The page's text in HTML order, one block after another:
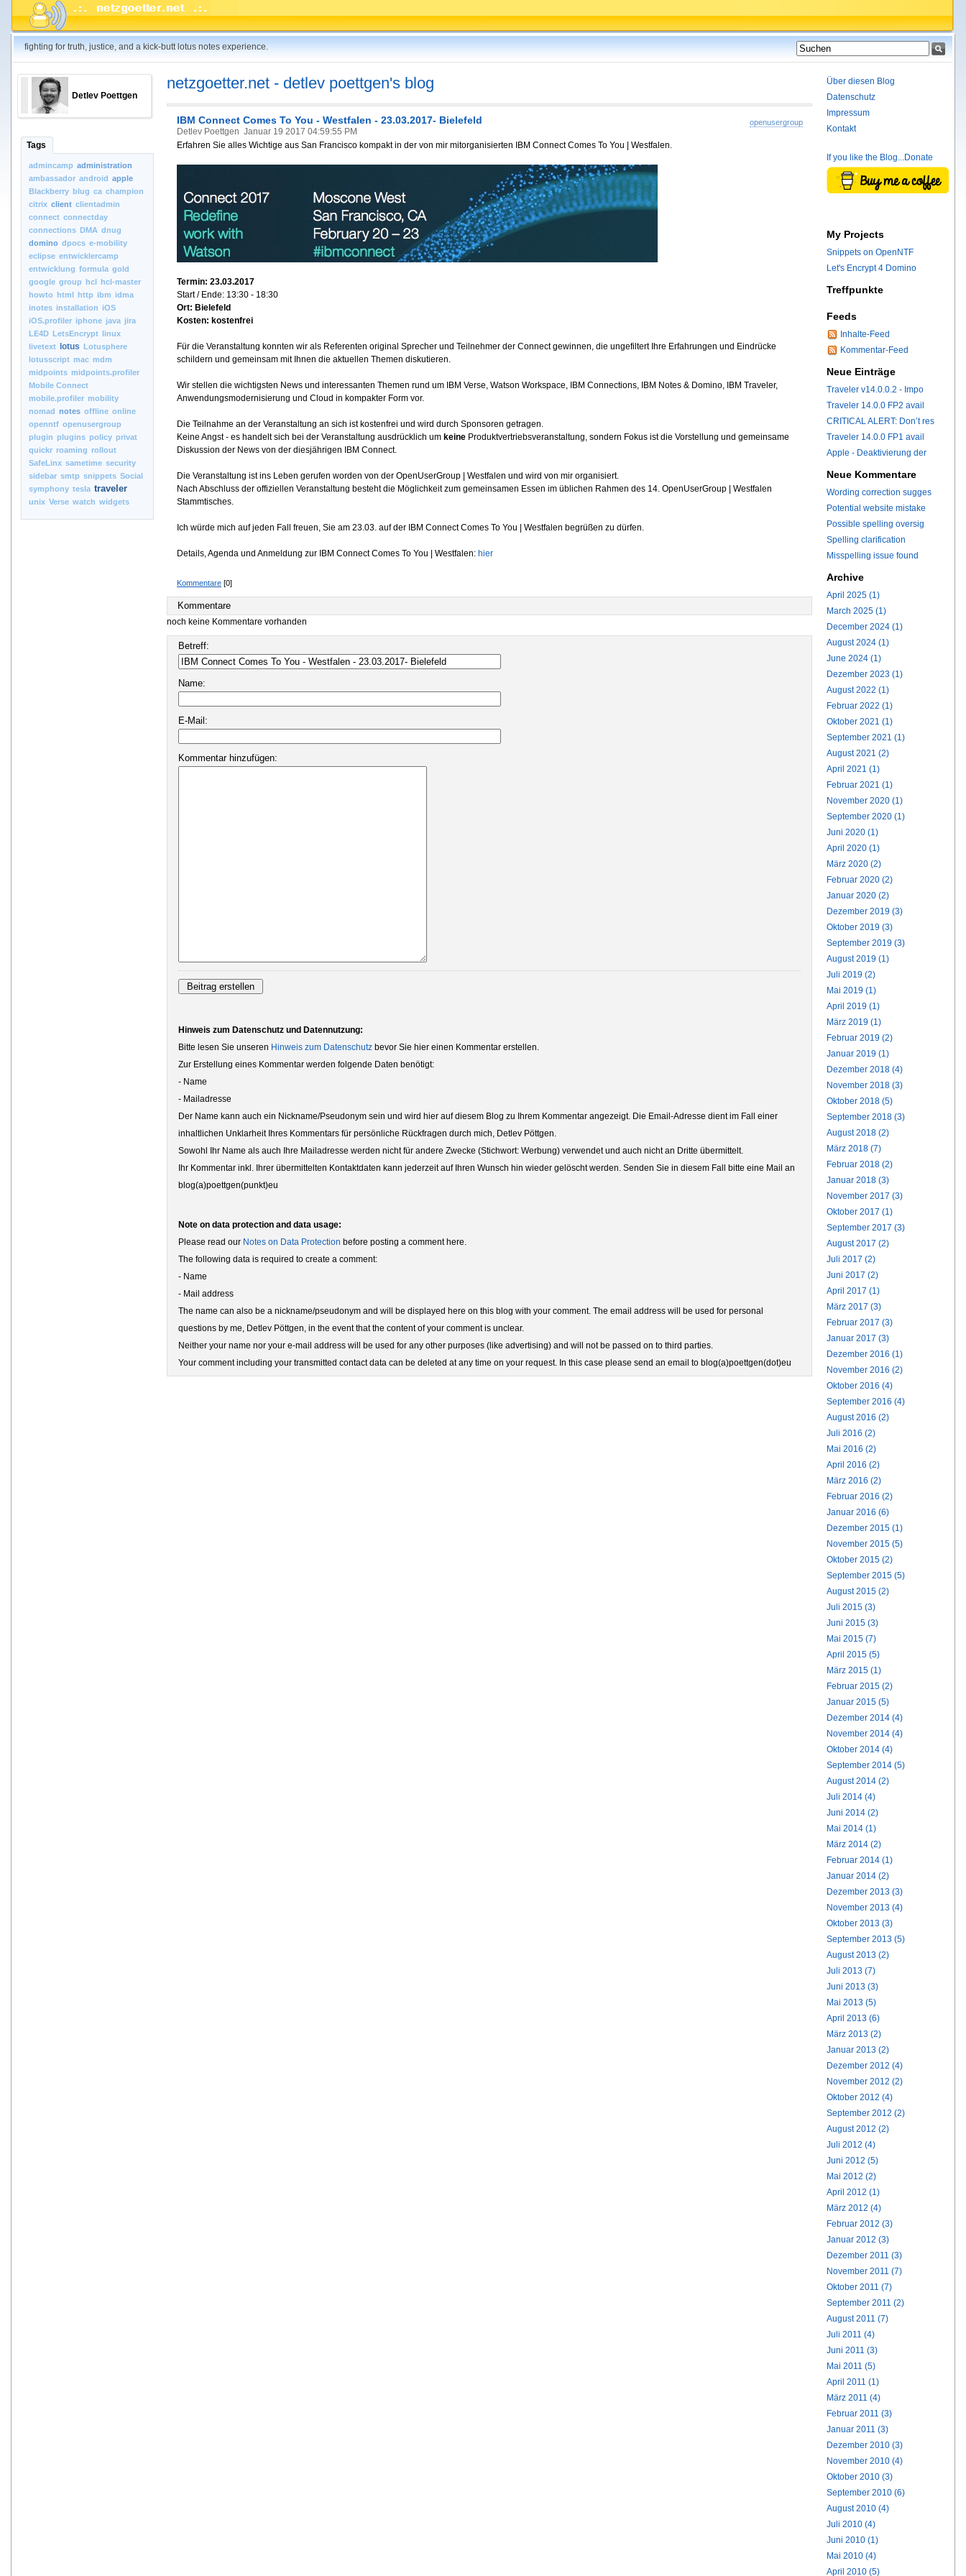
fighting for truth, justice, and a kick-butt lotus notes experience.
Detlev Poettgen
Tags
admincamp administration
ambassador android apple
Blackberry blug ca champion
citrix client clientadmin
connect connectday
connections DMA dnug
domino dpocs e-mobility
eclipse entwicklercamp
entwicklung formula gold
google group hcl hcl-master
howto html http ibm idma
inotes installation iOS
iOS.profiler iphone java jira
LE4D LetsEncrypt linux
livetext
lotus Lotusphere
lotusscript mac mdm
midpoints midpoints.profiler
Mobile Connect
mobile.profiler mobility
nomad notes offline online
openntf openusergroup
plugin plugins policy privat
quickr roaming rollout
SafeLinx sametime security
sidebar smtp snippets Social
symphony tesla traveler
unix Verse watch widgets
netzgoetter.net - detlev poettgen's blog
openusergroup
IBM Connect Comes To You - Westfalen - 23.03.2017- Bielefeld
Detlev Poettgen Januar 19 2017 04:59:55 PM
Erfahren Sie alles Wichtige aus San Francisco kompakt in der von mir mitorganisierten IBM Connect Comes To You | Westfalen.
Termin: 23.03.2017
Start / Ende: 13:30 - 18:30
Ort: Bielefeld
Kosten: kostenfrei
Für die Veranstaltung konnten wir als Referenten original Sprecher und Teilnehmer der Connect gewinnen, die ungefiltert Ihre Erfahrungen und Eindrücke
schildern und gemeinsam mit Ihnen die aktuellen Themen diskutieren.
Wir stellen die wichtigsten News und interessanten Themen rund um IBM Verse, Watson Workspace, IBM Connections, IBM Notes & Domino, IBM Traveler,
Anwendungsmodernisierung und Cloud in kompakter Form vor.
Die Teilnahme an der Veranstaltung an sich ist kostenfrei und wird durch Sponsoren getragen.
Keine Angst - es handelt sich bei der Veranstaltung ausdrücklich um keine Produktvertriebsveranstaltung, sondern Fokus ist die Vorstellung und gemeinsame
Diskussion der News von der diesjährigen IBM Connect.
Die Veranstaltung ist ins Leben gerufen worden von der OpenUserGroup | Westfalen und wird von mir organisiert.
Nach Abschluss der offiziellen Veranstaltung besteht die Möglichkeit zum gemeinsamen Essen im üblichen Rahmen des 14. OpenUserGroup | Westfalen
Stammtisches.
Ich würde mich auf jeden Fall freuen, Sie am 23.03. auf der IBM Connect Comes To You | Westfalen begrüßen zu dürfen.
Details, Agenda und Anmeldung zur IBM Connect Comes To You | Westfalen: hier
Kommentare [0]
Kommentare
noch keine Kommentare vorhanden
Betreff:
Name:
E-Mail:
Kommentar hinzufügen:
Hinweis zum Datenschutz und Datennutzung:
Bitte lesen Sie unseren Hinweis zum Datenschutz bevor Sie hier einen Kommentar erstellen.
Zur Erstellung eines Kommentar werden folgende Daten benötigt:
- Name
- Mailadresse
Der Name kann auch ein Nickname/Pseudonym sein und wird hier auf diesem Blog zu Ihrem Kommentar angezeigt. Die Email-Adresse dient im Fall einer
inhaltlichen Unklarheit Ihres Kommentars für persönliche Rückfragen durch mich, Detlev Pöttgen.
Sowohl Ihr Name als auch Ihre Mailadresse werden nicht für andere Zwecke (Stichwort: Werbung) verwendet und auch nicht an Dritte übermittelt.
Ihr Kommentar inkl. Ihrer übermittelten Kontaktdaten kann jederzeit auf Ihren Wunsch hin wieder gelöscht werden. Senden Sie in diesem Fall bitte eine Mail an
blog(a)poettgen(punkt)eu
Note on data protection and data usage:
Please read our Notes on Data Protection before posting a comment here.
The following data is required to create a comment:
- Name
- Mail address
The name can also be a nickname/pseudonym and will be displayed here on this blog with your comment. The email address will be used for personal
questions by me, Detlev Pöttgen, in the event that the content of your comment is unclear.
Neither your name nor your e-mail address will be used for any other purposes (like advertising) and will not be passed on to third parties.
Your comment including your transmitted contact data can be deleted at any time on your request. In this case please send an email to blog(a)poettgen(dot)eu
Über diesen Blog
Datenschutz
Impressum
Kontakt
If you like the Blog...Donate
My Projects
Snippets on OpenNTF
Let's Encrypt 4 Domino
Treffpunkte
Feeds
Inhalte-Feed
Kommentar-Feed
Neue Einträge
Traveler v14.0.0.2 - Impo
Traveler 14.0.0 FP2 avail
CRITICAL ALERT: Don’t res
Traveler 14.0.0 FP1 avail
Apple - Deaktivierung der
Neue Kommentare
Wording correction sugges
Potential website mistake
Possible spelling oversig
Spelling clarification
Misspelling issue found
Archive
April 2025 (1)
March 2025 (1)
December 2024 (1)
August 2024 (1)
June 2024 (1)
Dezember 2023 (1)
August 2022 (1)
Februar 2022 (1)
Oktober 2021 (1)
September 2021 (1)
August 2021 (2)
April 2021 (1)
Februar 2021 (1)
November 2020 (1)
September 2020 (1)
Juni 2020 (1)
April 2020 (1)
März 2020 (2)
Februar 2020 (2)
Januar 2020 (2)
Dezember 2019 (3)
Oktober 2019 (3)
September 2019 (3)
August 2019 (1)
Juli 2019 (2)
Mai 2019 (1)
April 2019 (1)
März 2019 (1)
Februar 2019 (2)
Januar 2019 (1)
Dezember 2018 (4)
November 2018 (3)
Oktober 2018 (5)
September 2018 (3)
August 2018 (2)
März 2018 (7)
Februar 2018 (2)
Januar 2018 (3)
November 2017 (3)
Oktober 2017 (1)
September 2017 (3)
August 2017 (2)
Juli 2017 (2)
Juni 2017 (2)
April 2017 (1)
März 2017 (3)
Februar 2017 (3)
Januar 2017 (3)
Dezember 2016 (1)
November 2016 (2)
Oktober 2016 (4)
September 2016 (4)
August 2016 (2)
Juli 2016 (2)
Mai 2016 (2)
April 2016 (2)
März 2016 (2)
Februar 2016 (2)
Januar 2016 (6)
Dezember 2015 (1)
November 2015 (5)
Oktober 2015 (2)
September 2015 (5)
August 2015 (2)
Juli 2015 (3)
Juni 2015 (3)
Mai 2015 (7)
April 2015 (5)
März 2015 (1)
Februar 2015 (2)
Januar 2015 (5)
Dezember 2014 (4)
November 2014 (4)
Oktober 2014 (4)
September 2014 (5)
August 2014 (2)
Juli 2014 (4)
Juni 2014 (2)
Mai 2014 (1)
März 2014 (2)
Februar 2014 (1)
Januar 2014 (2)
Dezember 2013 (3)
November 2013 (4)
Oktober 2013 (3)
September 2013 (5)
August 2013 (2)
Juli 2013 (7)
Juni 2013 (3)
Mai 2013 (5)
April 2013 (6)
März 2013 (2)
Januar 2013 (2)
Dezember 2012 (4)
November 2012 (2)
Oktober 2012 (4)
September 2012 (2)
August 2012 (2)
Juli 2012 (4)
Juni 2012 (5)
Mai 2012 (2)
April 2012 (1)
März 2012 (4)
Februar 2012 (3)
Januar 2012 (3)
Dezember 2011 (3)
November 2011 (7)
Oktober 2011 (7)
September 2011 (2)
August 2011 (7)
Juli 2011 (4)
Juni 2011 (3)
Mai 2011 (5)
April 2011 (1)
März 2011 (4)
Februar 2011 (3)
Januar 2011 (3)
Dezember 2010 (3)
November 2010 (4)
Oktober 2010 (3)
September 2010 (6)
August 2010 (4)
Juli 2010 (4)
Juni 2010 (1)
Mai 2010 (4)
April 2010 (5)